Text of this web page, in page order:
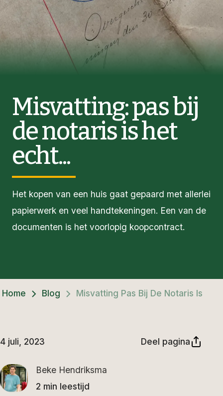
Misvatting: pas bij
de notaris is het
echt...
Het kopen van een huis gaat gepaard met allerlei
papierwerk en veel handtekeningen. Een van de
documenten is het voorlopig koopcontract.
Home Blog Misvatting Pas Bij De Notaris Is Het
4 juli, 2023 Deel pagina
Beke Hendriksma
2 min leestijd